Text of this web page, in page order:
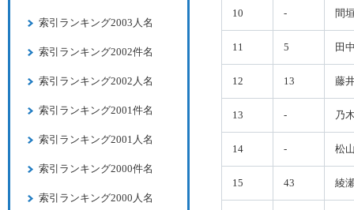
10 - 間
11 5 田
12 13 藤
13 - 乃
14 - 松
15 43 綾
索引ランキング2003人名
索引ランキング2002件名
索引ランキング2002人名
索引ランキング2001件名
索引ランキング2001人名
索引ランキング2000件名
索引ランキング2000人名